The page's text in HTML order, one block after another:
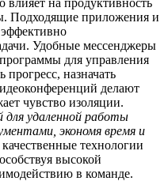
влияет на продуктивность
Подходящие приложения и
Удобные мессенджеры
для управления
назначать
делают
чувство изоляции.
для удаленной работы
экономя время и
технологии
высокой
в команде.